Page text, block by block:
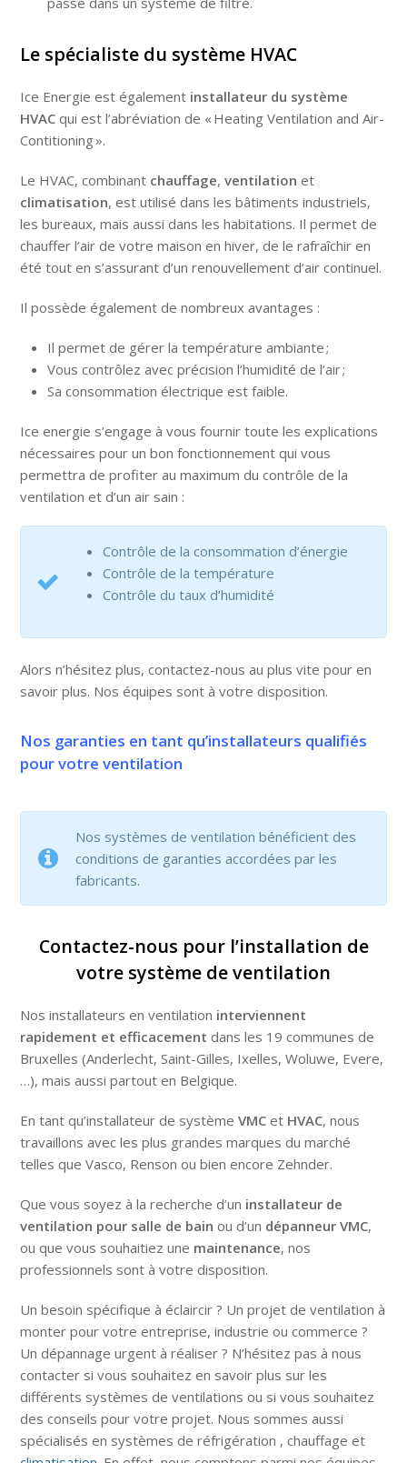
Le spécialiste du système HVAC
Ice Energie est également installateur du système
HVAC qui est l’abréviation de « Heating Ventilation and Air-
Contitioning ».
Le HVAC, combinant chauffage,ventilation et
climatisation, est utilisé dans les bâtiments industriels,
les bureaux, mais aussi dans les habitations. Il permet de
chauffer l’air de votre maison en hiver, de le rafraîchir en
été tout en s’assurant d’un renouvellement d’air continuel.
Il possède également de nombreux avantages :
Il permet de gérer la température ambiante ;
Vous contrôlez avec précision l’humidité de l’air ;
Sa consommation électrique est faible.
Ice energie s’engage à vous fournir toute les explications
nécessaires pour un bon fonctionnement qui vous
permettra de profiter au maximum du contrôle de la
ventilation et d’un air sain :
Contrôle de la consommation d’énergie
Contrôle de la température
Contrôle du taux d’humidité
Alors n’hésitez plus, contactez-nous au plus vite pour en
savoir plus. Nos équipes sont à votre disposition.
Nos garanties en tant qu’installateurs qualifiés
pour votre ventilation
Nos systèmes de ventilation bénéficient des
conditions de garanties accordées par les
fabricants.
Contactez-nous pour l’installation de
votre système de ventilation
Nos installateurs en ventilation interviennent
rapidement et efficacement dans les 19 communes de
Bruxelles (Anderlecht, Saint-Gilles, Ixelles, Woluwe, Evere,
…), mais aussi partout en Belgique.
En tant qu’installateur de systèmeVMC et HVAC, nous
travaillons avec les plus grandes marques du marché
telles que Vasco, Renson ou bien encore Zehnder.
Que vous soyez à la recherche d’un installateur de
ventilation pour salle de bain ou d’un dépanneur VMC,
ou que vous souhaitiez une maintenance, nos
professionnels sont à votre disposition.
Un besoin spécifique à éclaircir ? Un projet de ventilation à
monter pour votre entreprise, industrie ou commerce ?
Un dépannage urgent à réaliser ? N’hésitez pas à nous
contacter si vous souhaitez en savoir plus sur les
différents systèmes de ventilations ou si vous souhaitez
des conseils pour votre projet. Nous sommes aussi
spécialisés en systèmes de réfrigération , chauffage et